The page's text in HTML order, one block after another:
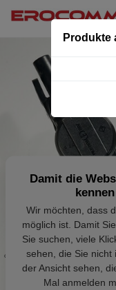
Produkte
Damit die
Wir möchten, dass
möglich ist. Damit
Sie suchen, viele
sehen, die Sie nicht
der Ansicht sehen,
Mal anmelden